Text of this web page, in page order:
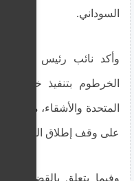
السوداني.
وأكد نائب رئيس مجلس
الخرطوم بتنفيذ خارطة
المتحدة والأشقاء، مشيرًا
على وقف إطلاق النار
وفيما يتعلق بالقضية